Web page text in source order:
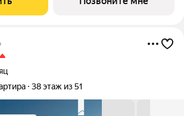
весь
38 этаж из 51